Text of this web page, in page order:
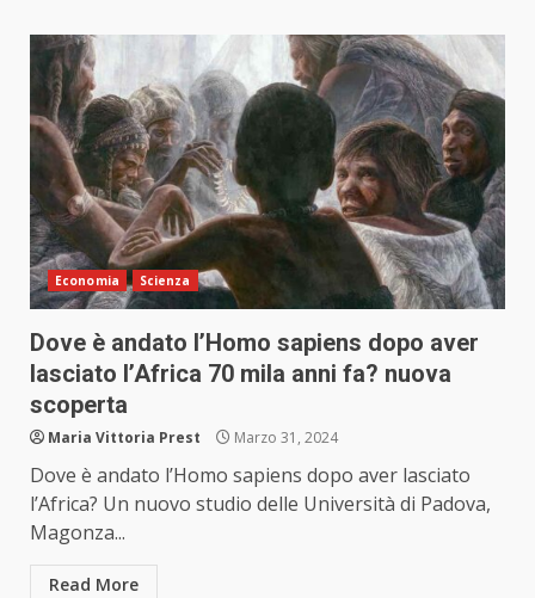
Economia Scienza
Dove è andato l’Homo sapiens dopo aver
lasciato l’Africa 70 mila anni fa? nuova
scoperta
Maria Vittoria Prest Marzo 31, 2024
Dove è andato l’Homo sapiens dopo aver lasciato
l’Africa? Un nuovo studio delle Università di Padova,
Magonza...
Read More